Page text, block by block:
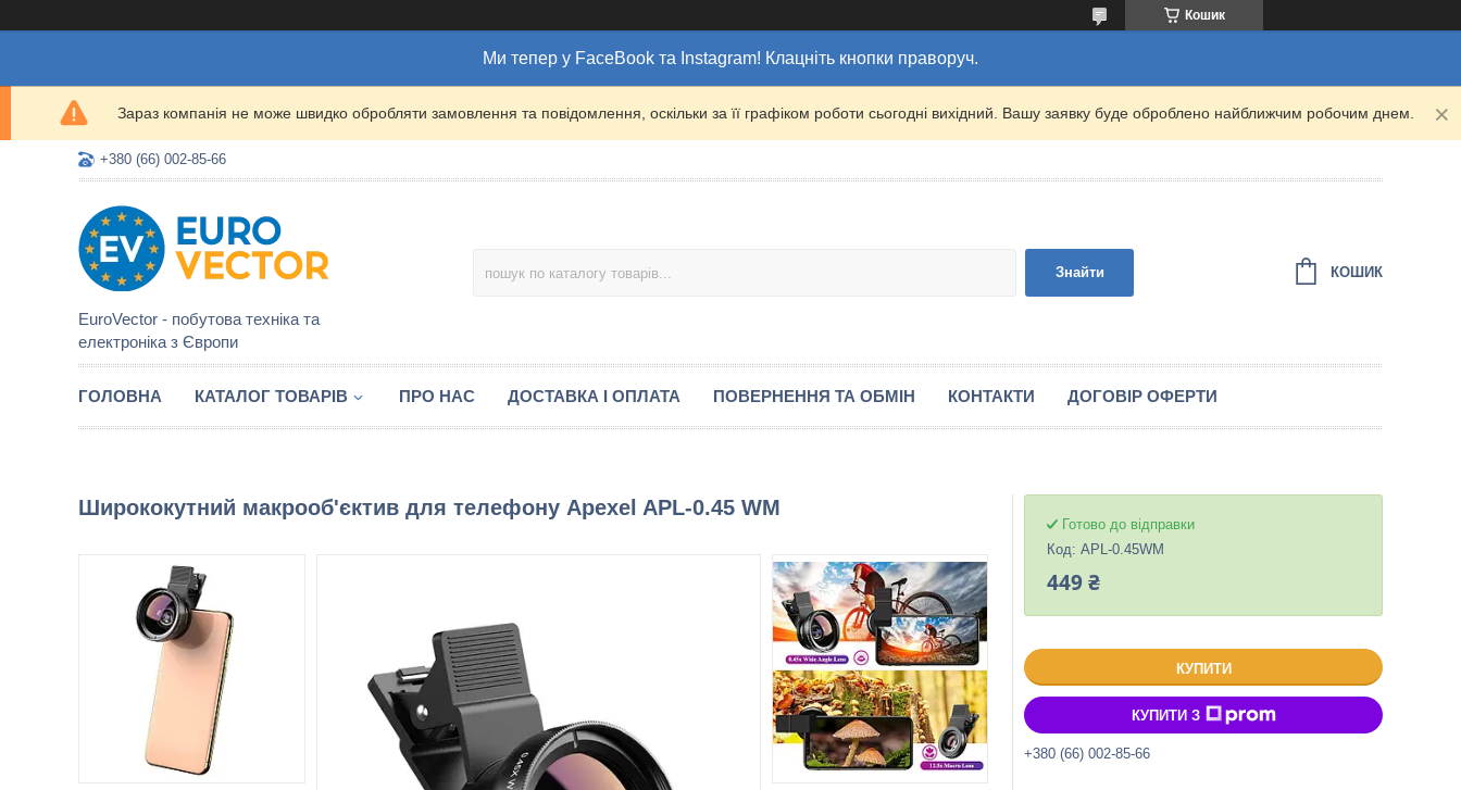
Кошик
Ми тепер у FaceBook та Instagram! Клацніть кнопки праворуч.
Зараз компанія не може швидко обробляти замовлення та повідомлення, оскільки за її графіком роботи сьогодні вихідний. Вашу заявку буде оброблено найближчим робочим днем.
+380 (66) 002-85-66
EuroVector - побутова техніка та
електроніка з Європи
Знайти КОШИК
ГОЛОВНА КАТАЛОГ ТОВАРІВ ПРО НАС ДОСТАВКА І ОПЛАТА ПОВЕРНЕННЯ ТА ОБМІН КОНТАКТИ ДОГОВІР ОФЕРТИ
Ширококутний макрооб'єктив для телефону Apexel APL-0.45 WM
Готово до відправки
Код: APL-0.45WM
449 ₴
КУПИТИ
КУПИТИ З
+380 (66) 002-85-66